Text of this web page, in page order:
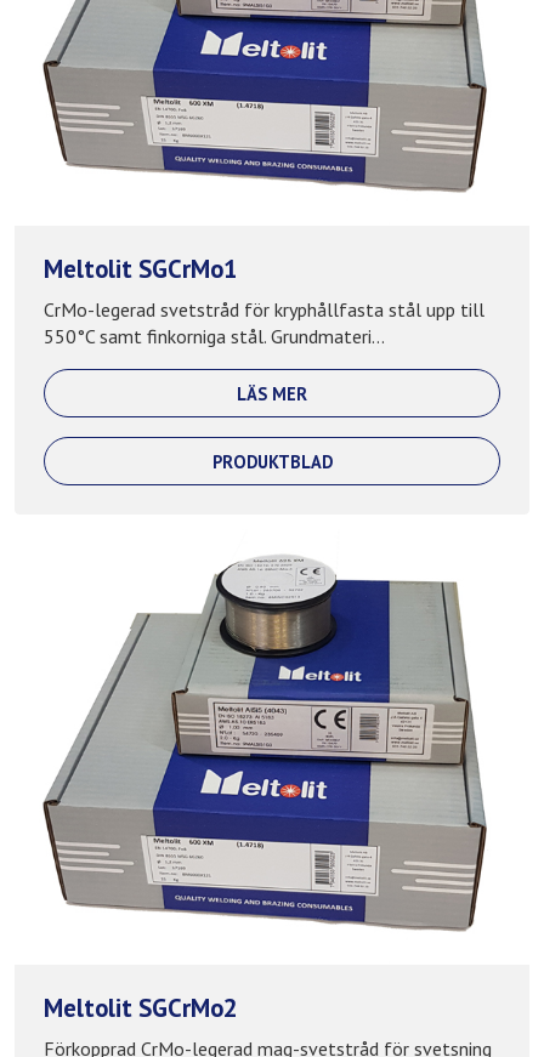
Meltolit SGCrMo1
CrMo-legerad svetstråd för kryphållfasta stål upp till
550°C samt finkorniga stål. Grundmateri...
LÄS MER
PRODUKTBLAD
Meltolit SGCrMo2
Förkopprad CrMo-legerad mag-svetstråd för svetsning